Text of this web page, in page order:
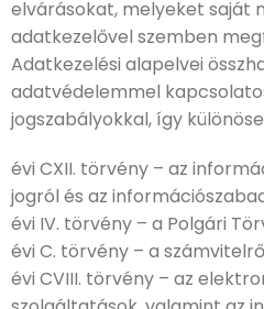
elvárásokat, melyeket saját
adatkezelővel szemben
Adatkezelési alapelvei
adatvédelemmel
jogszabályokkal, így
évi CXII. törvény – az
jogról és az
évi IV. törvény – a Polgári
évi C. törvény – a
évi CVIII. törvény – az